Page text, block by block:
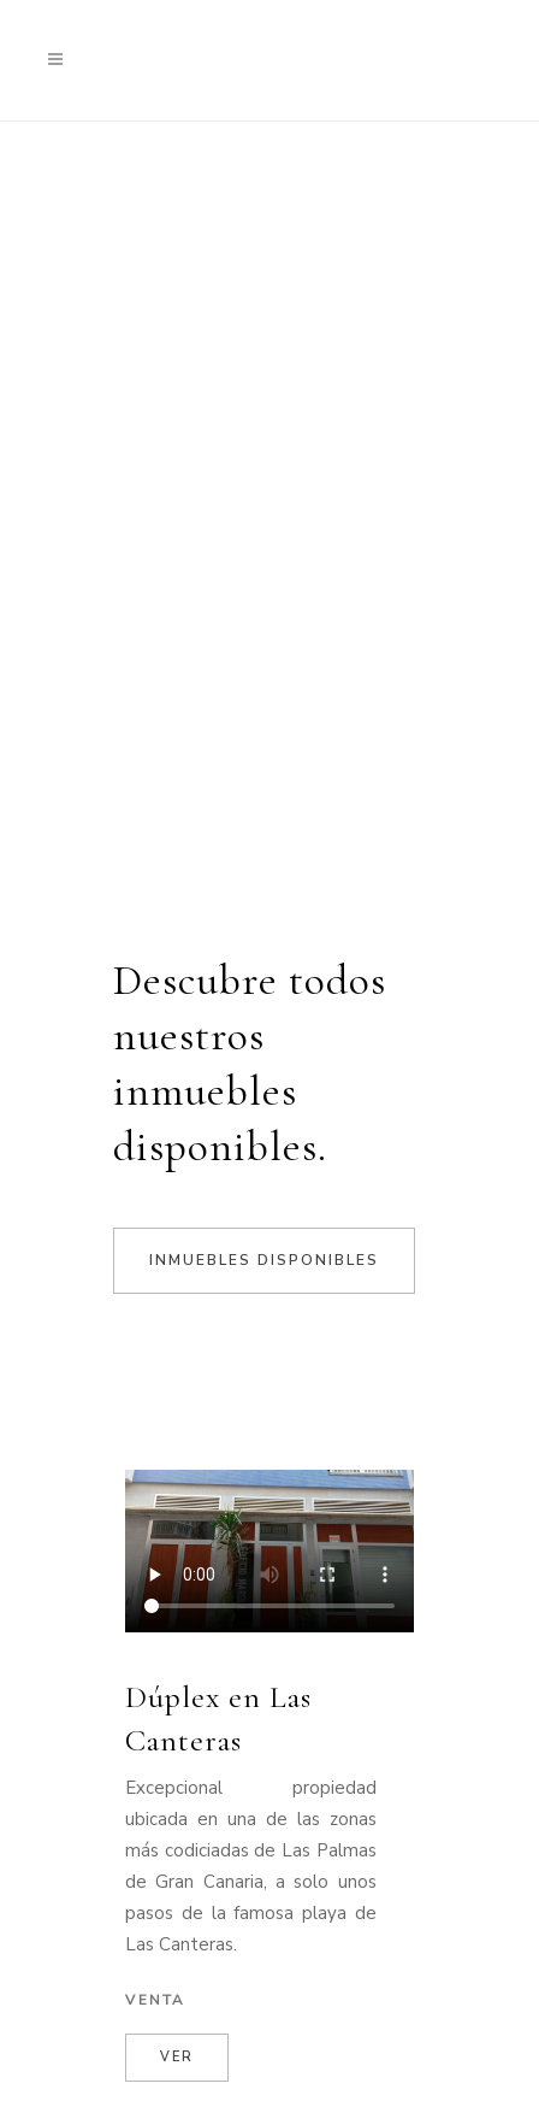
Descubre todos
nuestros
inmuebles
disponibles.
INMUEBLES DISPONIBLES
Dúplex en Las
Canteras
Excepcional propiedad
ubicada en una de las zonas
más codiciadas de Las Palmas
de Gran Canaria, a solo unos
pasos de la famosa playa de
Las Canteras.
VENTA
VER